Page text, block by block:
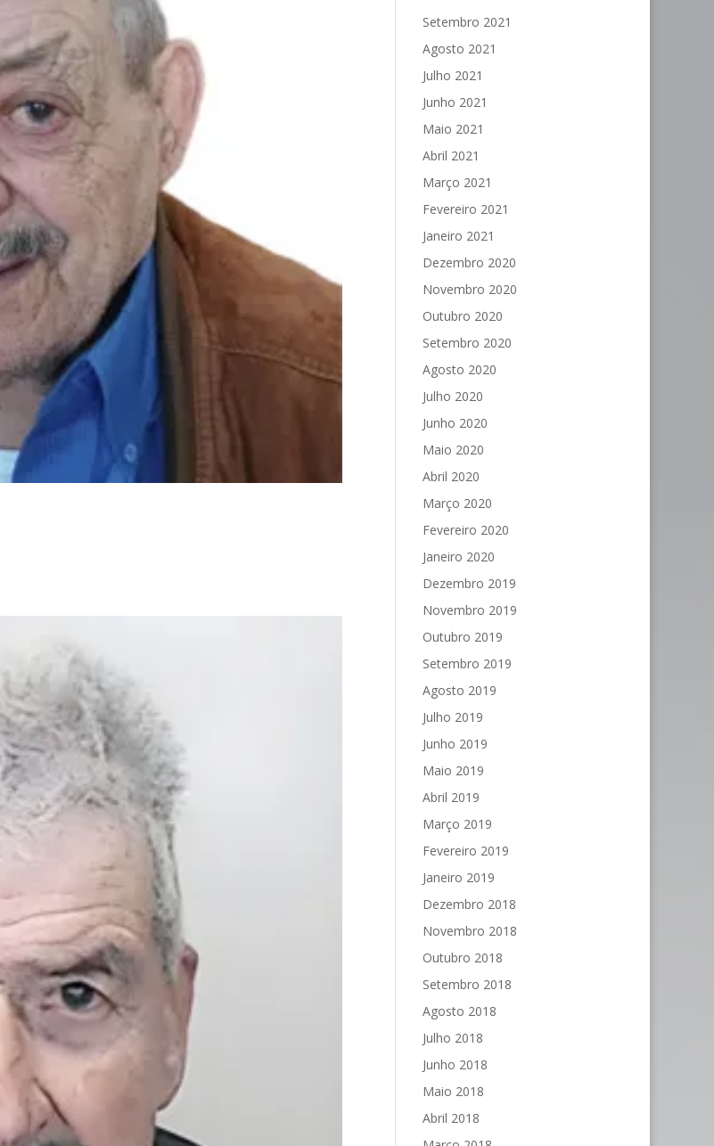
Setembro 2021
Agosto 2021
Julho 2021
Junho 2021
Maio 2021
Abril 2021
Março 2021
Fevereiro 2021
Janeiro 2021
Dezembro 2020
Novembro 2020
Outubro 2020
Setembro 2020
Agosto 2020
Julho 2020
Junho 2020
Maio 2020
Abril 2020
Março 2020
Fevereiro 2020
Janeiro 2020
Dezembro 2019
Novembro 2019
Outubro 2019
Setembro 2019
Agosto 2019
Julho 2019
Junho 2019
Maio 2019
Abril 2019
Março 2019
Fevereiro 2019
Janeiro 2019
Dezembro 2018
Novembro 2018
Outubro 2018
Setembro 2018
Agosto 2018
Julho 2018
Junho 2018
Maio 2018
Abril 2018